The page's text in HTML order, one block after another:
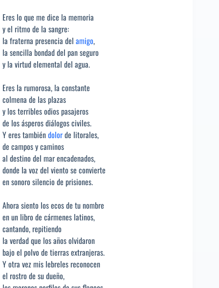
Eres lo que me dice la memoria
y el ritmo de la sangre:
la fraterna presencia del amigo,
la sencilla bondad del pan seguro
y la virtud elemental del agua.
Eres la rumorosa, la constante
colmena de las plazas
y los terribles odios pasajeros
de los ásperos diálogos civiles.
Y eres tambiéndolorde litorales,
de campos y caminos
al destino del mar encadenados,
donde la voz del viento se convierte
en sonoro silencio de prisiones.
Ahora siento los ecos de tu nombre
en un libro de cármenes latinos,
cantando, repitiendo
la verdad que los años olvidaron
bajo el polvo de tierras extranjeras.
Y otra vez mis lebreles reconocen
el rostro de su dueño,